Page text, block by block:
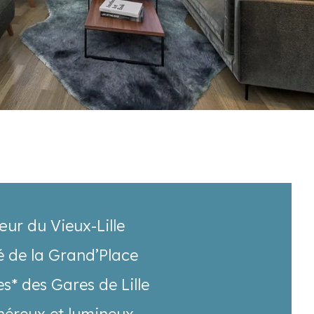
du Vieux-Lille
la Grand’Place
des Gares de Lille